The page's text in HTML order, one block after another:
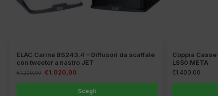
ELAC Carina BS243.4 – Diffusori da scaffale
con tweeter a nastro JET
€1.200,00 €1.020,00
Scegli
Coppia Casse
LS50 META
€1.400,00